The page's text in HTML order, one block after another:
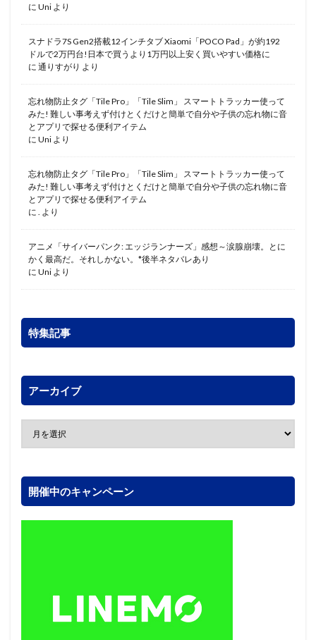
に Uni より
スナドラ7S Gen2搭載12インチタブ Xiaomi「POCO Pad」が約192
ドルで2万円台!日本で買うより1万円以上安く買いやすい価格に
に 通りすがり より
忘れ物防止タグ「Tile Pro」「Tile Slim」 スマートトラッカー使って
みた! 難しい事考えず付けとくだけと簡単で自分や子供の忘れ物に音
とアプリで探せる便利アイテム
に Uni より
忘れ物防止タグ「Tile Pro」「Tile Slim」 スマートトラッカー使って
みた! 難しい事考えず付けとくだけと簡単で自分や子供の忘れ物に音
とアプリで探せる便利アイテム
に
より
アニメ「サイバーパンク: エッジランナーズ」感想～涙腺崩壊。とに
かく最高だ。それしかない。*後半ネタバレあり
に Uni より
特集記事
アーカイブ
開催中のキャンペーン